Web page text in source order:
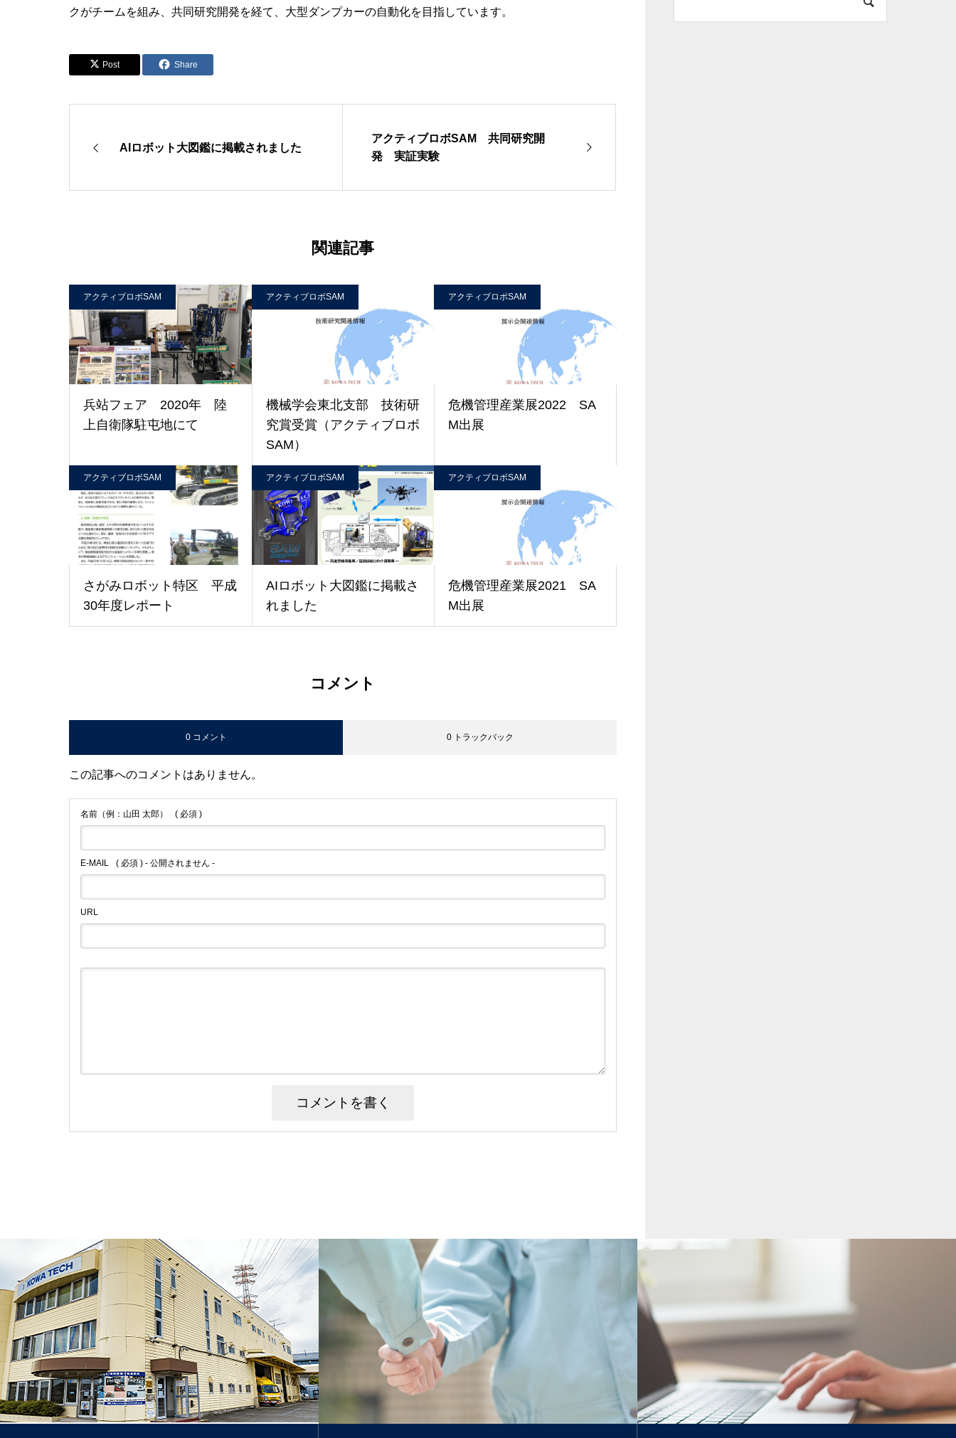
クがチームを組み、共同研究開発を経て、大型ダンプカーの自動化を目指しています。
Post Share
AIロボット大図鑑に掲載されました
アクティブロボSAM 共同研究開
発 実証実験
関連記事
アクティブロボSAM
兵站フェア 2020年 陸
上自衛隊駐屯地にて
アクティブロボSAM
機械学会東北支部 技術研
究賞受賞（アクティブロボ
SAM）
アクティブロボSAM
危機管理産業展2022 SA
M出展
アクティブロボSAM
さがみロボット特区 平成
30年度レポート
アクティブロボSAM
AIロボット大図鑑に掲載さ
れました
アクティブロボSAM
危機管理産業展2021 SA
M出展
コメント
0 コメント 0 トラックバック
この記事へのコメントはありません。
名前（例：山田 太郎） ( 必須 )
E-MAIL ( 必須 ) - 公開されません -
URL